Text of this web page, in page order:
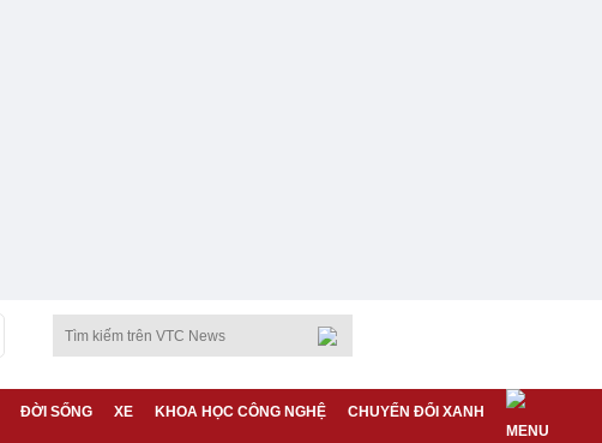
ĐỜI SỐNG XE KHOA HỌC CÔNG NGHỆ CHUYỂN ĐỔI XANH